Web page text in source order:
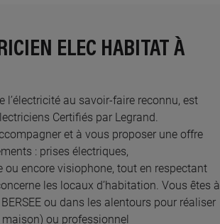
ELEC HABITAT À
l’électricité au savoir-faire reconnu, est
Certifiés par Legrand.​
et à vous proposer une offre
: prises électriques,
encore visiophone, tout en respectant
les locaux d’habitation. Vous êtes à
ou dans les alentours pour réaliser
ou professionnel